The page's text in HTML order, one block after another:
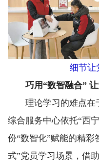
细节让
巧用“数智融合”
理论学习的难点在
综合服务中心依托“西
份“数智化”赋能的精彩
式”党员学习场景，借